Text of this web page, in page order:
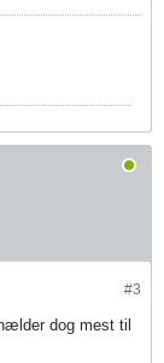
#3
dog mest til